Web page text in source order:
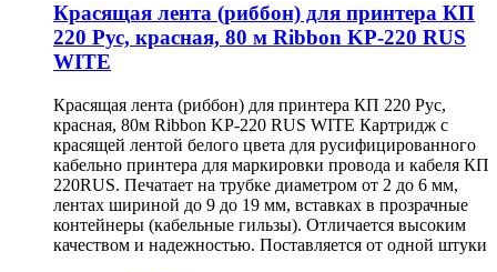
Красящая лента (риббон) для принтера КП
220 Рус, красная, 80 м Ribbon KP-220 RUS
WITE
Красящая лента (риббон) для принтера КП 220 Рус,
красная, 80м Ribbon KP-220 RUS WITE Картридж с
красящей лентой белого цвета для русифицированного
кабельно принтера для маркировки провода и кабеля КП
220RUS. Печатает на трубке диаметром от 2 до 6 мм,
лентах шириной до 9 до 19 мм, вставках в прозрачные
контейнеры (кабельные гильзы). Отличается высоким
качеством и надежностью. Поставляется от одной штуки